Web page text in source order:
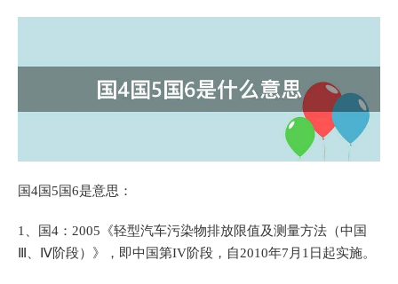
国4国5国6是意思：
1、国4：2005《轻型汽车污染物排放限值及测量方法（中国
Ⅲ、Ⅳ阶段）》，即中国第IV阶段，自2010年7月1日起实施。